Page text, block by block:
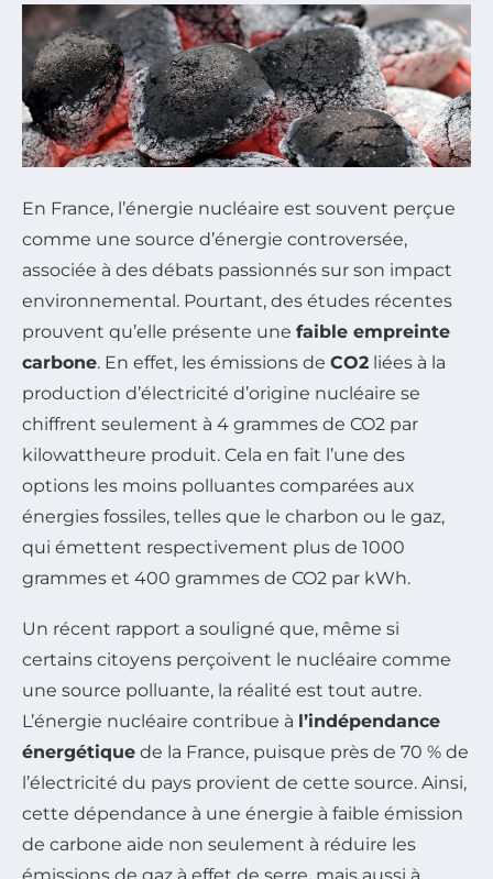
En France, l’énergie nucléaire est souvent perçue
comme une source d’énergie controversée,
associée à des débats passionnés sur son impact
environnemental. Pourtant, des études récentes
prouvent qu’elle présente une faible empreinte
carbone. En effet, les émissions de CO2 liées à la
production d’électricité d’origine nucléaire se
chiffrent seulement à 4 grammes de CO2 par
kilowattheure produit. Cela en fait l’une des
options les moins polluantes comparées aux
énergies fossiles, telles que le charbon ou le gaz,
qui émettent respectivement plus de 1000
grammes et 400 grammes de CO2 par kWh.
Un récent rapport a souligné que, même si
certains citoyens perçoivent le nucléaire comme
une source polluante, la réalité est tout autre.
L’énergie nucléaire contribue à l’indépendance
énergétique de la France, puisque près de 70 % de
l’électricité du pays provient de cette source. Ainsi,
cette dépendance à une énergie à faible émission
de carbone aide non seulement à réduire les